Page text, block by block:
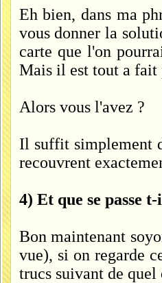
Eh bien, dans ma
vous donner la
carte que l'on
Mais il est tout a fait
Alors vous l'avez ?
Il suffit simplement
recouvrent
4) Et que se passe
Bon maintenant
vue), si on regarde
trucs suivant de quel